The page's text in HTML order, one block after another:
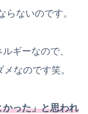
らないのです。
ギーなので、
なのです笑。
った」と思われ